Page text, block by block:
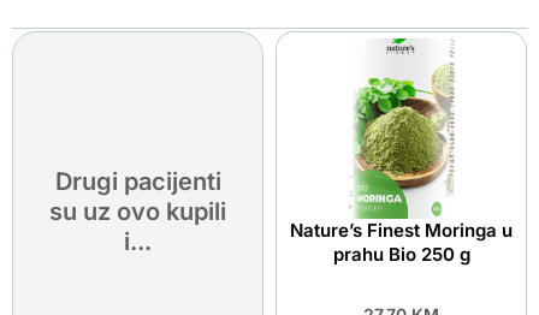
Drugi pacijenti
su uz ovo kupili
i...
Nature’s Finest Moringa u
prahu Bio 250 g